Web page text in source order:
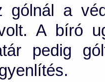
gólnál a
A bíró
pedig